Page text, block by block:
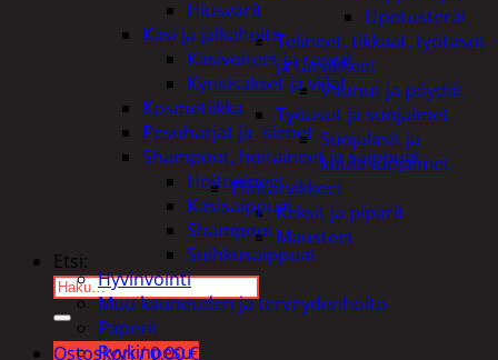
Upotusterät
Telineet, tikkaat, työtasot
ja tarvikkeet
Vaunut ja pöydät
Työasut ja suojaimet
Suojalasit ja
kuulosuojaimet
Elintarvikkeet
Keksit ja piparit
Mausteet
Etsi:
Ostoskori /0,00€
Hiusvärit
Käsi ja jalkahoito
Käsivoiteet ja rasvat
Kynsisakset ja viilat
Kosmetiikka
Pesuharjat ja -sienet
Shampoot, hoitaineet ja saippuat
Hoitoaineet
Käsisaippuat
Shampoot
Suihkusaippuat
Hyvinvointi
Muu kauneuden ja terveydenhoito
Paperit
Pyykinpesu